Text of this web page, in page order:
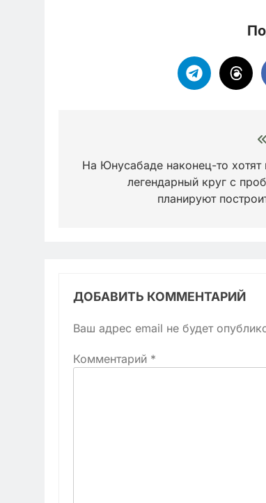
по
записям
На Юнусабаде наконец-то хотят
легендарный круг с
планируют
ДОБАВИТЬ КОММЕНТАРИЙ
Ваш адрес email не будет
Комментарий *